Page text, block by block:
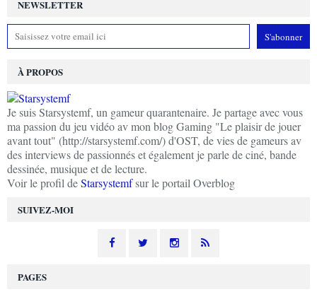
NEWSLETTER
SUIVEZ-MOI
À PROPOS
Je suis Starsystemf, un gameur quarantenaire. Je partage avec vous
ma passion du jeu vidéo av mon blog Gaming "Le plaisir de jouer
avant tout" (http://starsystemf.com/) d'OST, de vies de gameurs av
des interviews de passionnés et également je parle de ciné, bande
dessinée, musique et de lecture.
Voir le profil deStarsystemfsur le portail Overblog
PAGES